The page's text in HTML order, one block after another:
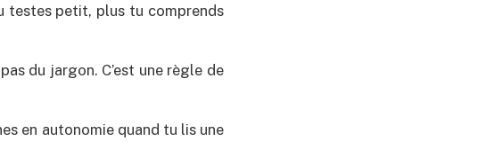
testes petit, plus tu comprends
du jargon. C’est une règle de
en autonomie quand tu lis une